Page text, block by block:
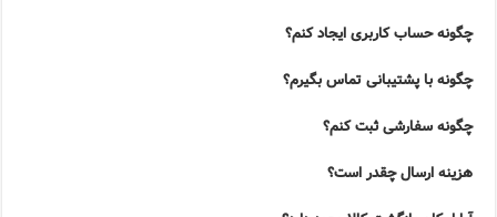
چگونه حساب کاربری ایجاد کنم؟
چگونه با پشتیبانی تماس بگیرم؟
چگونه سفارشی ثبت کنم؟
هزینه ارسال چقدر است؟